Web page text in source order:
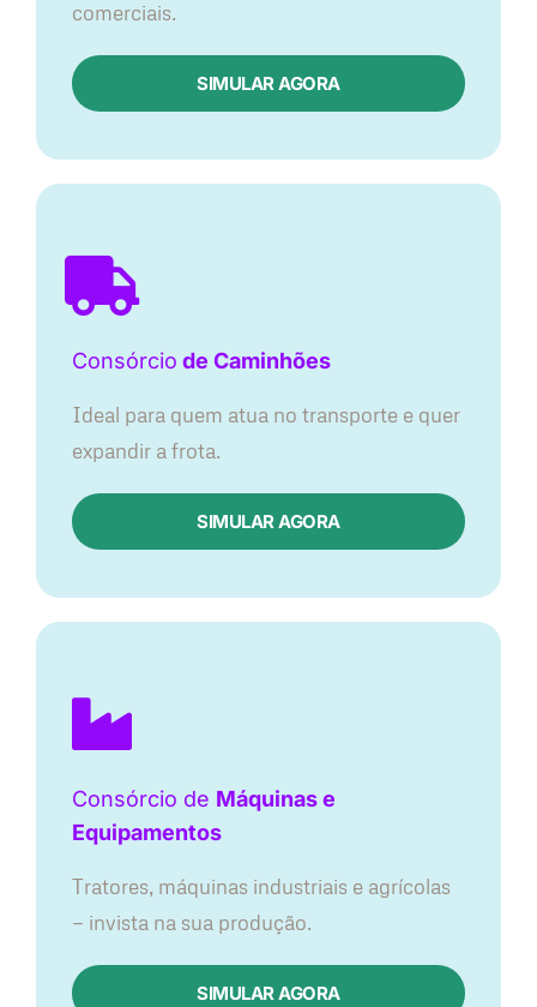
comerciais.
SIMULAR AGORA
Consórcio de Caminhões
Ideal para quem atua no transporte e quer
expandir a frota.
SIMULAR AGORA
Consórcio de Máquinas e
Equipamentos
Tratores, máquinas industriais e agrícolas
— invista na sua produção.
SIMULAR AGORA